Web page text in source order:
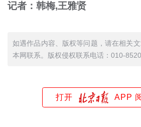
记者：韩梅,王雅贤
如遇作品内容、版权等问题，请在相关
本网联系。版权侵权联系电话：010-
打开 APP